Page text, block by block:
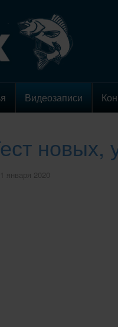
Видеозаписи
новых,
января 2020